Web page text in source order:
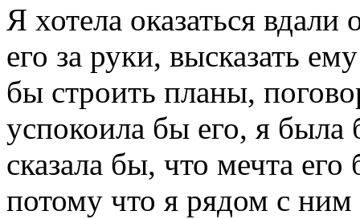
Я хотела оказаться
его за руки, высказать
бы строить планы,
успокоила бы его, я
сказала бы, что мечта
потому что я рядом с